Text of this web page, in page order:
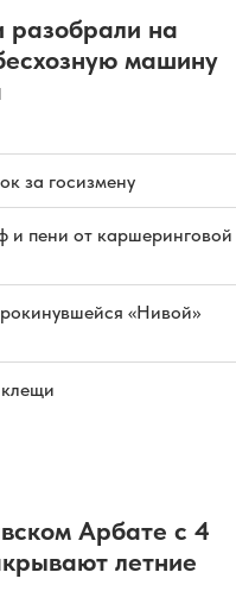
разобрали на
машину
за госизмену
и пени от каршеринговой
«Нивой»
Арбате с 4
летние